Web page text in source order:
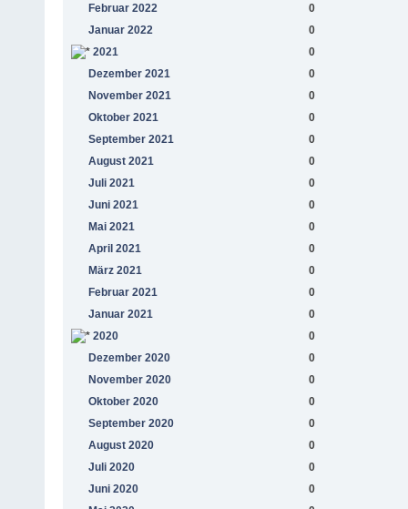
Februar 2022
0
Januar 2022
0
2021
0
Dezember 2021
0
November 2021
0
Oktober 2021
0
September 2021
0
August 2021
0
Juli 2021
0
Juni 2021
0
Mai 2021
0
April 2021
0
März 2021
0
Februar 2021
0
Januar 2021
0
2020
0
Dezember 2020
0
November 2020
0
Oktober 2020
0
September 2020
0
August 2020
0
Juli 2020
0
Juni 2020
0